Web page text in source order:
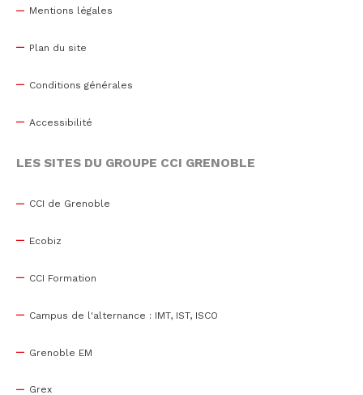
Mentions légales
Plan du site
Conditions générales
Accessibilité
LES SITES DU GROUPE CCI GRENOBLE
CCI de Grenoble
Ecobiz
CCI Formation
Campus de l'alternance : IMT, IST, ISCO
Grenoble EM
Grex